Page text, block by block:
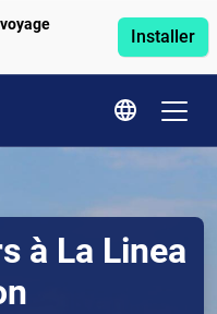
Installer
à La Linea